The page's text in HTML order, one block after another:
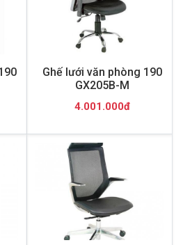
Ghế lưới văn phòng 190
GX205B-M
4.001.000đ